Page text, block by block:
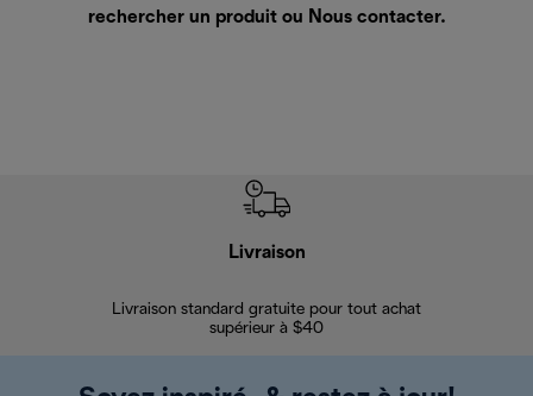
rechercher un produit ou Nous contacter.
Livraison
Livraison standard gratuite pour tout achat
supérieur à $40